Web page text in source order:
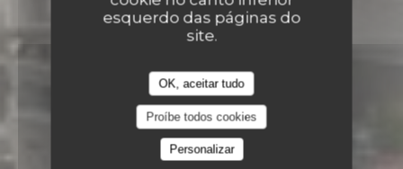
esquerdo das páginas do
site.
OK, aceitar tudo
Proíbe todos cookies
Personalizar